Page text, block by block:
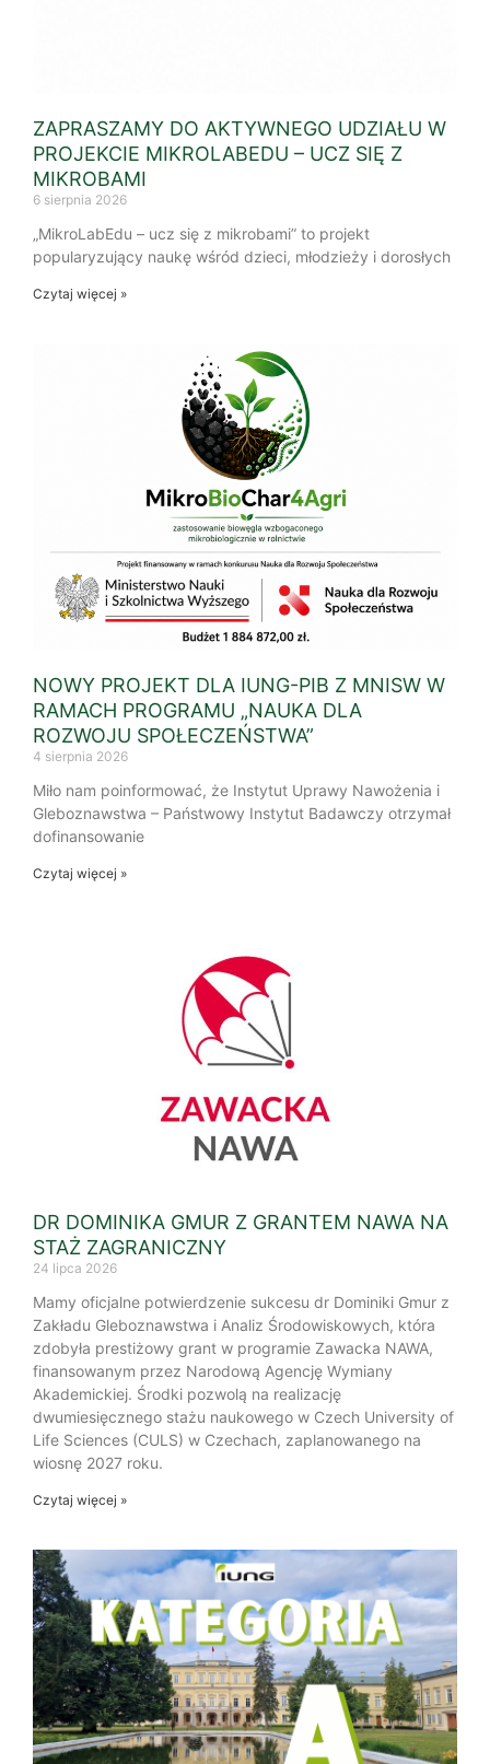
ZAPRASZAMY DO AKTYWNEGO UDZIAŁU W
PROJEKCIE MIKROLABEDU – UCZ SIĘ Z
MIKROBAMI
6 sierpnia 2026
„MikroLabEdu – ucz się z mikrobami” to projekt
popularyzujący naukę wśród dzieci, młodzieży i dorosłych
Czytaj więcej »
NOWY PROJEKT DLA IUNG-PIB Z MNISW W
RAMACH PROGRAMU „NAUKA DLA
ROZWOJU SPOŁECZEŃSTWA”
4 sierpnia 2026
Miło nam poinformować, że Instytut Uprawy Nawożenia i
Gleboznawstwa – Państwowy Instytut Badawczy otrzymał
dofinansowanie
Czytaj więcej »
DR DOMINIKA GMUR Z GRANTEM NAWA NA
STAŻ ZAGRANICZNY
24 lipca 2026
Mamy oficjalne potwierdzenie sukcesu dr Dominiki Gmur z
Zakładu Gleboznawstwa i Analiz Środowiskowych, która
zdobyła prestiżowy grant w programie Zawacka NAWA,
finansowanym przez Narodową Agencję Wymiany
Akademickiej. Środki pozwolą na realizację
dwumiesięcznego stażu naukowego w Czech University of
Life Sciences (CULS) w Czechach, zaplanowanego na
wiosnę 2027 roku.
Czytaj więcej »